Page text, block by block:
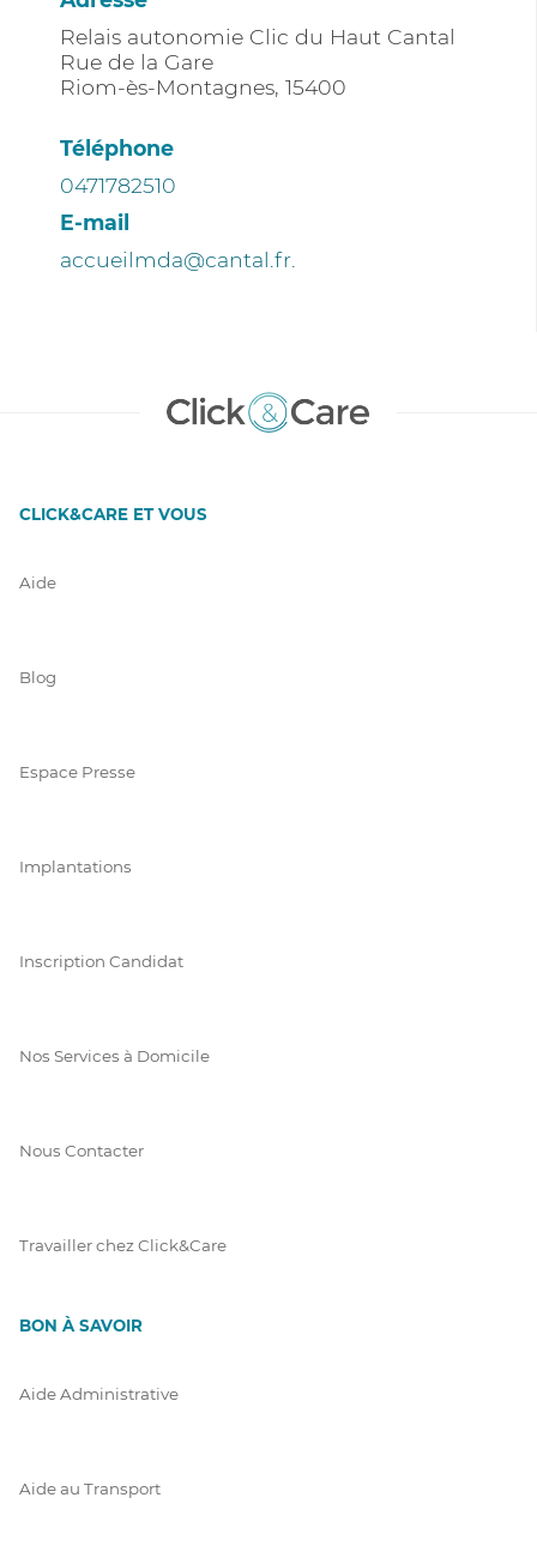
Relais autonomie Clic du Haut Cantal
Rue de la Gare
Riom-ès-Montagnes, 15400
Téléphone
0471782510
E-mail
accueilmda@cantal.fr.
CLICK&CARE ET VOUS
Aide
Blog
Espace Presse
Implantations
Inscription Candidat
Nos Services à Domicile
Nous Contacter
Travailler chez Click&Care
BON À SAVOIR
Aide Administrative
Aide au Transport